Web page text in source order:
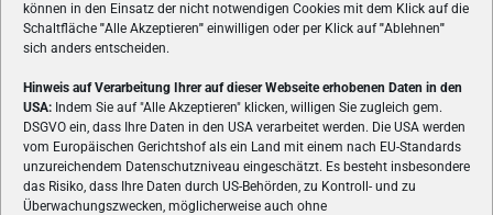
können in den Einsatz der nicht notwendigen Cookies mit dem Klick auf die
Schaltfläche "Alle Akzeptieren" einwilligen oder per Klick auf"Ablehnen"
sich anders entscheiden.
Hinweis auf Verarbeitung Ihrer auf dieser Webseite erhobenen Daten in den
USA: Indem Sie auf "Alle Akzeptieren" klicken, willigen Sie zugleich gem.
DSGVO ein, dass Ihre Daten in den USA verarbeitet werden. Die USA werden
vom Europäischen Gerichtshof als ein Land mit einem nach EU-Standards
unzureichendem Datenschutzniveau eingeschätzt. Es besteht insbesondere
das Risiko, dass Ihre Daten durch US-Behörden, zu Kontroll- und zu
Überwachungszwecken, möglicherweise auch ohne
ÜBER UNS
VON GAMERN, FÜR GAMER! Gamers.at ist das älteste Online-
Spielemagazin Österreichs und bringt täglich aktuelle News,
Reviews und Videos zu PC- und Konsolenspielen, Gaming-